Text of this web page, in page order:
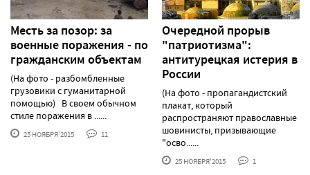
Месть за позор: за
военные поражения - по
гражданским объектам
(На фото - разбомбленные
грузовики с гуманитарной
помощью) В своем обычном
стиле поражения в ......
25 НОЯБРЯ'2015 11
Очередной прорыв
"патриотизма":
антитурецкая истерия в
России
(На фото - пропагандистский
плакат, который
распространяют православные
шовинисты, призывающие
"осво......
25 НОЯБРЯ'2015 1